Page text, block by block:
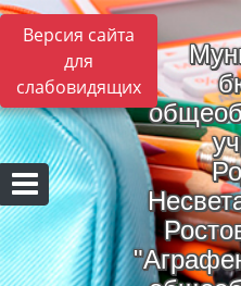
Версия сайта
для
слабовидящих